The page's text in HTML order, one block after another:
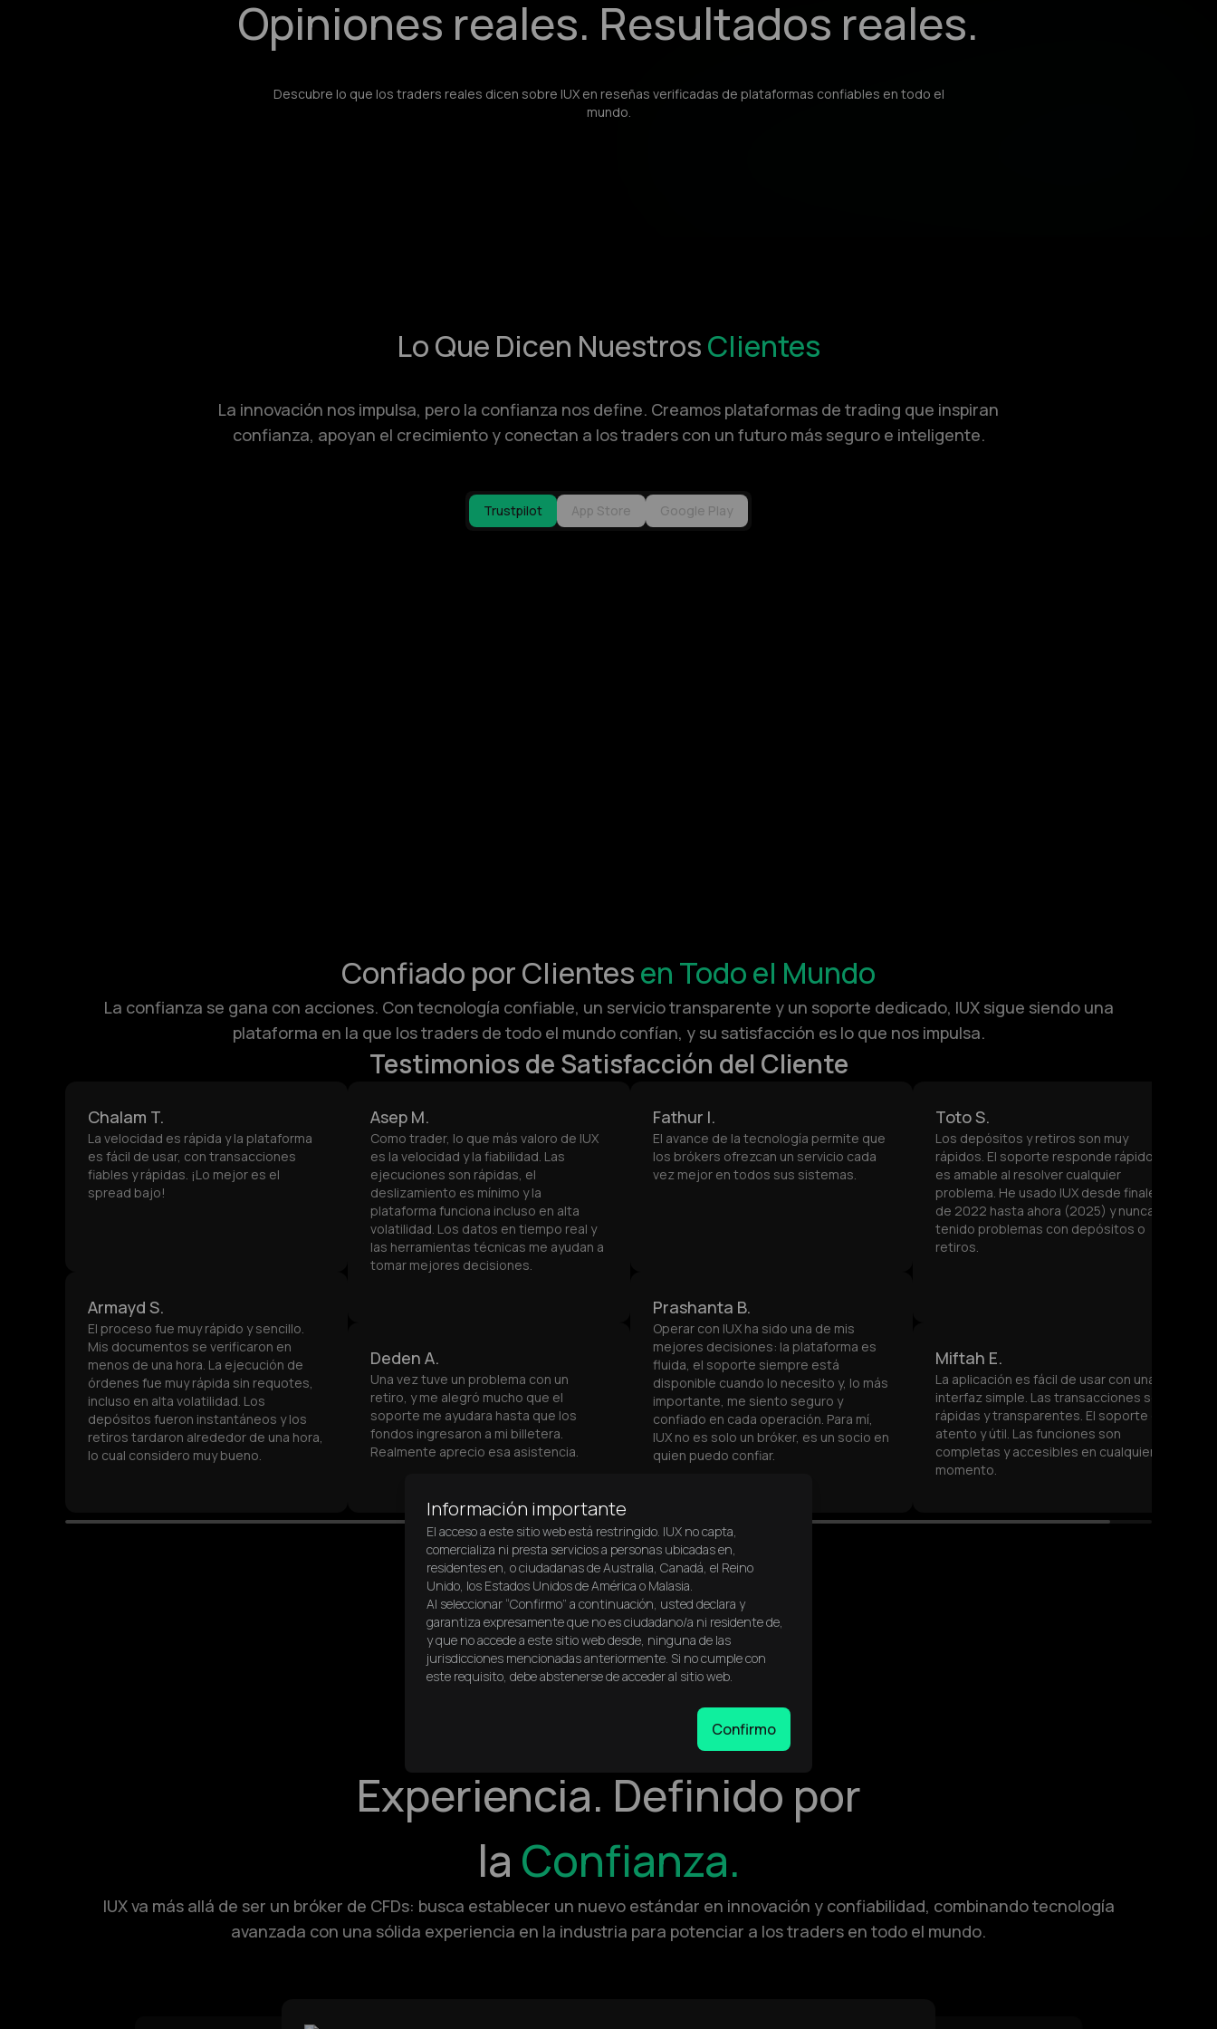
Opiniones reales. Resultados reales.
Descubre lo que los traders reales dicen sobre IUX en reseñas verificadas de plataformas confiables en todo el
mundo.
Lo Que Dicen NuestrosClientes
La innovación nos impulsa, pero la confianza nos define. Creamos plataformas de trading que inspiran
confianza, apoyan el crecimiento y conectan a los traders con un futuro más seguro e inteligente.
Trustpilot App Store Google Play
Confiado por Clientesen Todo el Mundo
La confianza se gana con acciones. Con tecnología confiable, un servicio transparente y un soporte dedicado, IUX sigue siendo una
plataforma en la que los traders de todo el mundo confían, y su satisfacción es lo que nos impulsa.
Testimonios de Satisfacción del Cliente
Chalam T.
La velocidad es rápida y la plataforma
es fácil de usar, con transacciones
fiables y rápidas. ¡Lo mejor es el
spread bajo!
Armayd S.
El proceso fue muy rápido y sencillo.
Mis documentos se verificaron en
menos de una hora. La ejecución de
órdenes fue muy rápida sin requotes,
incluso en alta volatilidad. Los
depósitos fueron instantáneos y los
retiros tardaron alrededor de una hora,
lo cual considero muy bueno.
Asep M.
Como trader, lo que más valoro de IUX
es la velocidad y la fiabilidad. Las
ejecuciones son rápidas, el
deslizamiento es mínimo y la
plataforma funciona incluso en alta
volatilidad. Los datos en tiempo real y
las herramientas técnicas me ayudan a
tomar mejores decisiones.
Deden A.
Una vez tuve un problema con un
retiro, y me alegró mucho que el
soporte me ayudara hasta que los
fondos ingresaron a mi billetera.
Realmente aprecio esa asistencia.
Fathur I.
El avance de la tecnología permite que
los brókers ofrezcan un servicio cada
vez mejor en todos sus sistemas.
Prashanta B.
Operar con IUX ha sido una de mis
mejores decisiones: la plataforma es
fluida, el soporte siempre está
disponible cuando lo necesito y, lo más
importante, me siento seguro y
confiado en cada operación. Para mí,
IUX no es solo un bróker, es un socio en
quien puedo confiar.
Toto S.
Los depósitos y retiros son muy
rápidos. El soporte responde rápido y
es amable al resolver cualquier
problema. He usado IUX desde finales
de 2022 hasta ahora (2025) y nunca he
tenido problemas con depósitos o
retiros.
Miftah E.
La aplicación es fácil de usar con una
interfaz simple. Las transacciones son
rápidas y transparentes. El soporte es
atento y útil. Las funciones son
completas y accesibles en cualquier
momento.
Impulsado por la
Experiencia. Definido por
la Confianza.
IUX va más allá de ser un bróker de CFDs: busca establecer un nuevo estándar en innovación y confiabilidad, combinando tecnología
avanzada con una sólida experiencia en la industria para potenciar a los traders en todo el mundo.
Información importante
El acceso a este sitio web está restringido. IUX no capta,
comercializa ni presta servicios a personas ubicadas en,
residentes en, o ciudadanas de Australia, Canadá, el Reino
Unido, los Estados Unidos de América o Malasia.
Al seleccionar “Confirmo” a continuación, usted declara y
garantiza expresamente que no es ciudadano/a ni residente de,
y que no accede a este sitio web desde, ninguna de las
jurisdicciones mencionadas anteriormente. Si no cumple con
este requisito, debe abstenerse de acceder al sitio web.
Confirmo